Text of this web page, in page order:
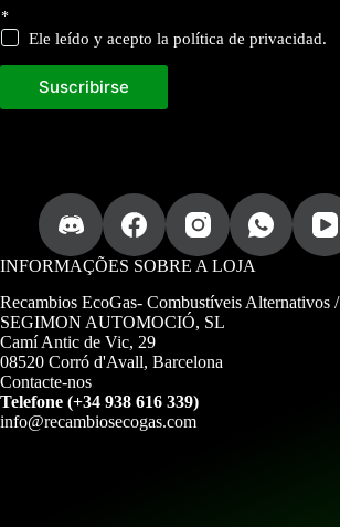
a
c
i
ó
e
o
*
Ele leído y acepto la política de privacidad.
Suscribirse
INFORMAÇÕES SOBRE A LOJA
Recambios EcoGas- Combustíveis Alternativos /
SEGIMON AUTOMOCIÓ, SL
Camí Antic de Vic, 29
08520 Corró d'Avall, Barcelona
Contacte-nos
Telefone (+34 938 616 339)
info@recambiosecogas.com